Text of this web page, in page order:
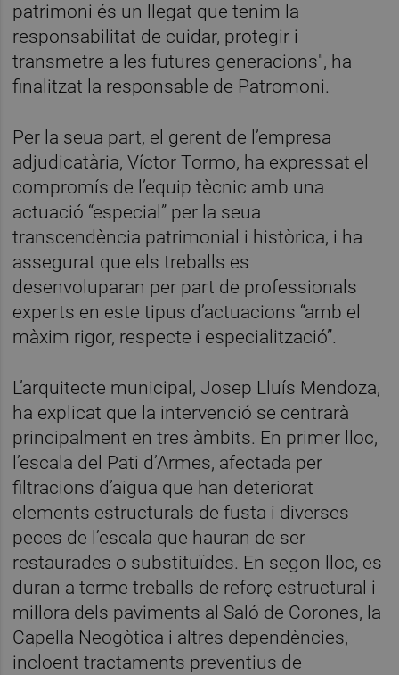
patrimoni és un llegat que tenim la
responsabilitat de cuidar, protegir i
transmetre a les futures generacions", ha
finalitzat la responsable de Patromoni.
Per la seua part, el gerent de l’empresa
adjudicatària, Víctor Tormo, ha expressat el
compromís de l’equip tècnic amb una
actuació “especial” per la seua
transcendència patrimonial i històrica, i ha
assegurat que els treballs es
desenvoluparan per part de professionals
experts en este tipus d’actuacions “amb el
màxim rigor, respecte i especialització”.
L’arquitecte municipal, Josep Lluís Mendoza,
ha explicat que la intervenció se centrarà
principalment en tres àmbits. En primer lloc,
l’escala del Pati d’Armes, afectada per
filtracions d’aigua que han deteriorat
elements estructurals de fusta i diverses
peces de l’escala que hauran de ser
restaurades o substituïdes. En segon lloc, es
duran a terme treballs de reforç estructural i
millora dels paviments al Saló de Corones, la
Capella Neogòtica i altres dependències,
incloent tractaments preventius de